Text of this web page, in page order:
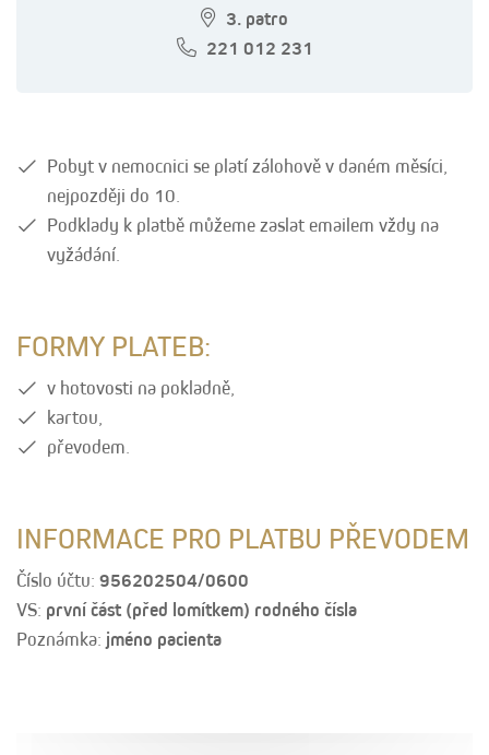
3. patro
221 012 231
Pobyt v nemocnici se platí zálohově v daném měsíci,
nejpozději do 10.
Podklady k platbě můžeme zaslat emailem vždy na
vyžádání.
FORMY PLATEB:
v hotovosti na pokladně,
kartou,
převodem.
INFORMACE PRO PLATBU PŘEVODEM
Číslo účtu: 956202504/0600
VS: první část (před lomítkem) rodného čísla
Poznámka: jméno pacienta